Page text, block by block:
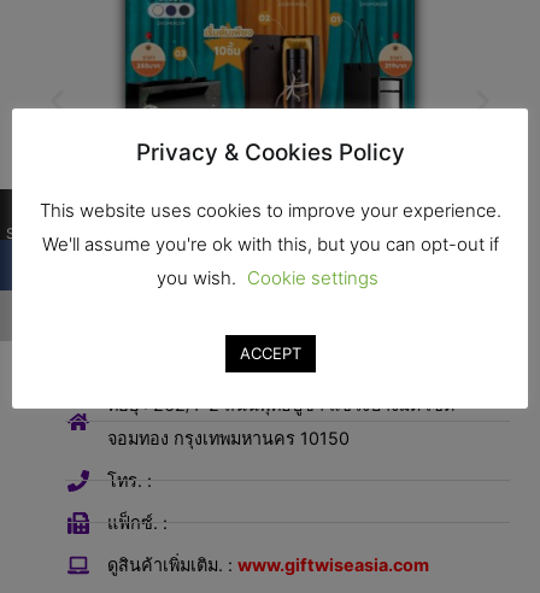
ที่อยุ่ : 262/1-2 ถนนพุทธบูชา แขวงบางมด เขต
จอมทอง กรุงเทพมหานคร 10150
โทร. :
แฟ็กซ์. :
ดูสินค้าเพิ่มเติม. :www.giftwiseasia.com
Privacy & Cookies Policy
This website uses cookies to improve your experience.
We'll assume you're ok with this, but you can opt-out if
you wish. Cookie settings
ACCEPT
Shares